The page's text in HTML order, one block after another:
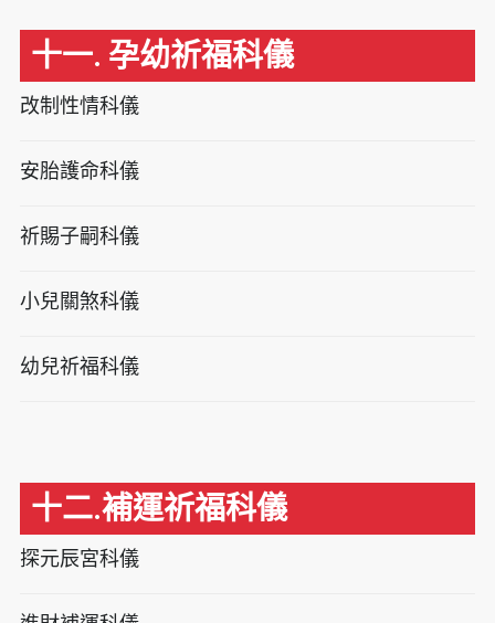
十一. 孕幼祈福科儀
改制性情科儀
安胎護命科儀
祈賜子嗣科儀
小兒關煞科儀
幼兒祈福科儀
十二.補運祈福科儀
探元辰宮科儀